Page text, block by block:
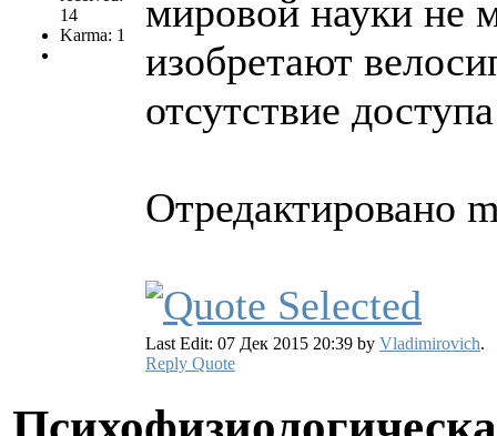
14
Karma: 1
мировой науки не
изобретают
отсутствие
Отредактировано
Last Edit: 07 Дек 2015 20:39 by Vladimirovich.
Reply Quote